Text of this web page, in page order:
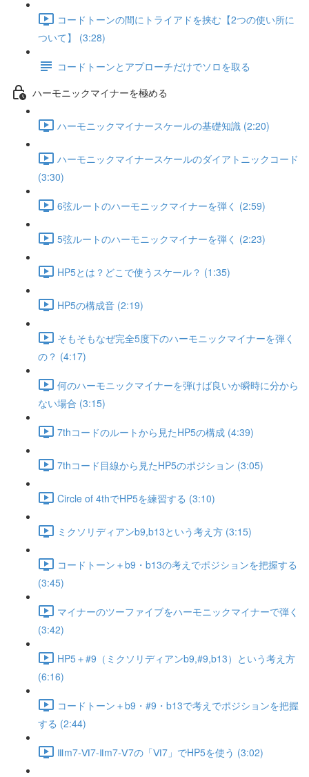
コードトーンの間にトライアドを挟む【2つの使い所に
ついて】 (3:28)
コードトーンとアプローチだけでソロを取る
ハーモニックマイナーを極める
ハーモニックマイナースケールの基礎知識 (2:20)
ハーモニックマイナースケールのダイアトニックコード
(3:30)
6弦ルートのハーモニックマイナーを弾く (2:59)
5弦ルートのハーモニックマイナーを弾く (2:23)
HP5とは？どこで使うスケール？ (1:35)
HP5の構成音 (2:19)
そもそもなぜ完全5度下のハーモニックマイナーを弾く
の？ (4:17)
何のハーモニックマイナーを弾けば良いか瞬時に分から
ない場合 (3:15)
7thコードのルートから見たHP5の構成 (4:39)
7thコード目線から見たHP5のポジション (3:05)
Circle of 4thでHP5を練習する (3:10)
ミクソリディアンb9,b13という考え方 (3:15)
コードトーン＋b9・b13の考えでポジションを把握する
(3:45)
マイナーのツーファイブをハーモニックマイナーで弾く
(3:42)
HP5＋#9（ミクソリディアンb9,#9,b13）という考え方
(6:16)
コードトーン＋b9・#9・b13で考えでポジションを把握
する (2:44)
Ⅲm7-Ⅵ7-Ⅱm7-Ⅴ7の「Ⅵ7」でHP5を使う (3:02)